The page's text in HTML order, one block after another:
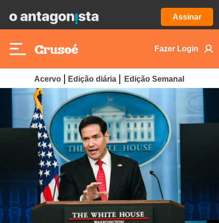
Assinar
Fazer Login
Acervo Edição diária Edição Semanal